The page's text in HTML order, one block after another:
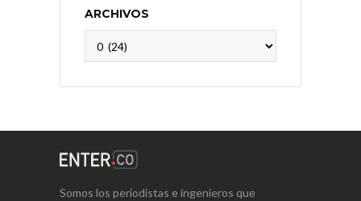
ARCHIVOS
Somos los periodistas e ingenieros que